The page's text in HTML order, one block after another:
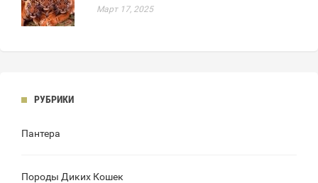
Март 17, 2025
РУБРИКИ
Пантера
Породы Диких Кошек